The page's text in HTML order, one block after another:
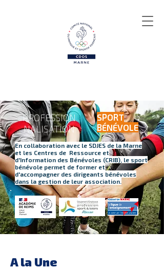
PROFESSION
NALISATION
SPORT
BÉNÉVOLE
En collaboration avec le SDJES de la Marne
et les Centres de Ressource et
d'Information des Bénévoles (CRIB), le sport
bénévole permet de former et
d'accompagner des dirigeants bénévoles
dans la gestion de leur association.
A la Une